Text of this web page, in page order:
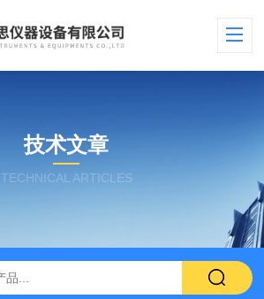
技术文章
TECHNICAL ARTICLES